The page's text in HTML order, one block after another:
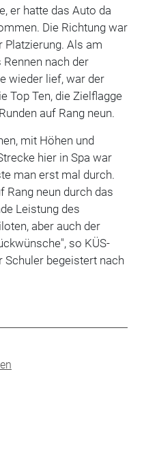
er hatte das Auto da
Die Richtung war
Platzierung. Als am
Rennen nach der
wieder lief, war der
Top Ten, die Zielflagge
auf Rang neun.
mit Höhen und
hier in Spa war
man erst mal durch.
Rang neun durch das
Leistung des
aber auch der
so KÜS-
begeistert nach